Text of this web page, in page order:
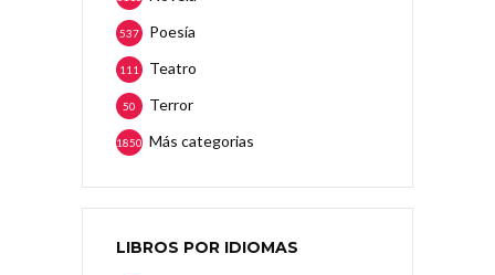
Poesía
537
Teatro
111
Terror
50
Más categorias
1850
LIBROS POR IDIOMAS